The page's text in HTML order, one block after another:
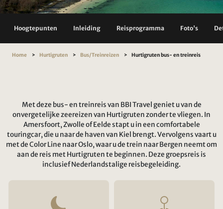
Hoogtepunten Inleiding Reisprogramma Foto's
Home Hurtigruten Bus/Treinreizen Hurtigruten bus- en treinreis
Met deze bus- en treinreis van BBI Travel geniet u van de
onvergetelijke zeereizen van Hurtigruten zonder te vliegen. In
Amersfoort, Zwolle of Eelde stapt u in een comfortabele
touringcar, die u naar de haven van Kiel brengt. Vervolgens vaart u
met de Color Line naar Oslo, waar u de trein naar Bergen neemt om
aan de reis met Hurtigruten te beginnen. Deze groepsreis is
inclusief Nederlandstalige reisbegeleiding.